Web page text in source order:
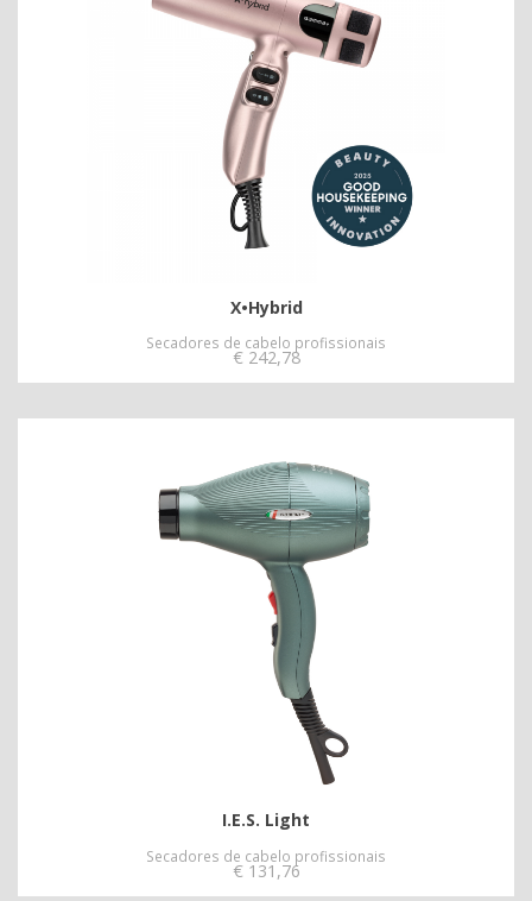
X•Hybrid
Secadores de cabelo profissionais
€ 242,78
I.E.S. Light
Secadores de cabelo profissionais
€ 131,76